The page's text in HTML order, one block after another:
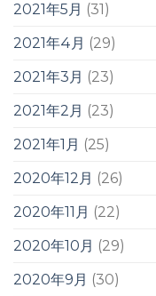
2021年5月 (31)
2021年4月 (29)
2021年3月 (23)
2021年2月 (23)
2021年1月 (25)
2020年12月 (26)
2020年11月 (22)
2020年10月 (29)
2020年9月 (30)